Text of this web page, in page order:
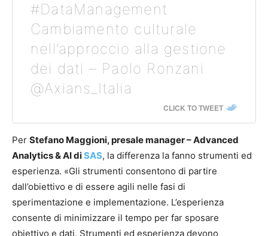
#DataManagement
Cambiamento culturale
nell’approccio alla gestione
dei dati – Paolo Ronzani
@Axians_Italia
CLICK TO TWEET
Per Stefano Maggioni, presale manager – Advanced
Analytics & AI diSAS, la differenza la fanno strumenti ed
esperienza. «Gli strumenti consentono di partire
dall’obiettivo e di essere agili nelle fasi di
sperimentazione e implementazione. L’esperienza
consente di minimizzare il tempo per far sposare
obiettivo e dati. Strumenti ed esperienza devono